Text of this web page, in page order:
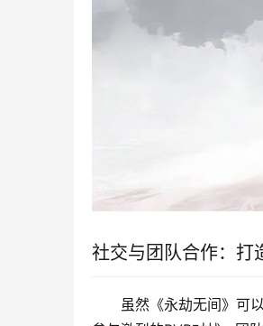
社交与团队合作：打
虽然《永劫无间》可